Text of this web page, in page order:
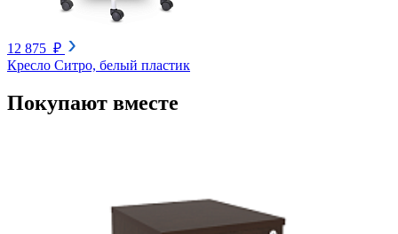
12 875 ₽
Кресло Ситро, белый пластик
Покупают вместе